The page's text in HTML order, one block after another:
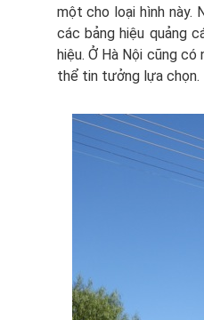
một cho loại hình này.
các bảng hiệu quảng
hiệu. Ở Hà Nội cũng
thể tin tưởng lựa chọn.